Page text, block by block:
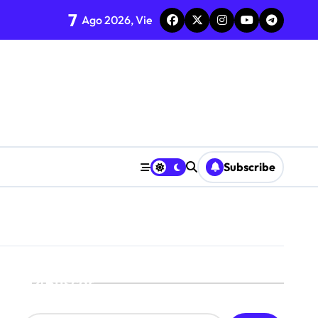
semana
7 Ago 2026, Vie
Subscribe
Buscar